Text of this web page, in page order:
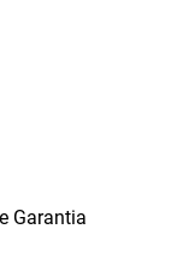
Garantia